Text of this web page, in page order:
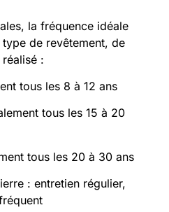
la fréquence idéale
type de revêtement, de
réalisé :
tous les 8 à 12 ans
tous les 15 à 20
tous les 20 à 30 ans
: entretien régulier,